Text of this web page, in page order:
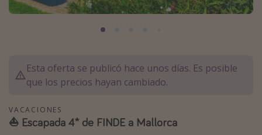
Marruecos
Tailandia
Maldivas
Albania
Esta oferta se publicó hace unos días. Es posible
que los precios hayan cambiado.
VACACIONES
⛵️ Escapada 4* de FINDE a Mallorca